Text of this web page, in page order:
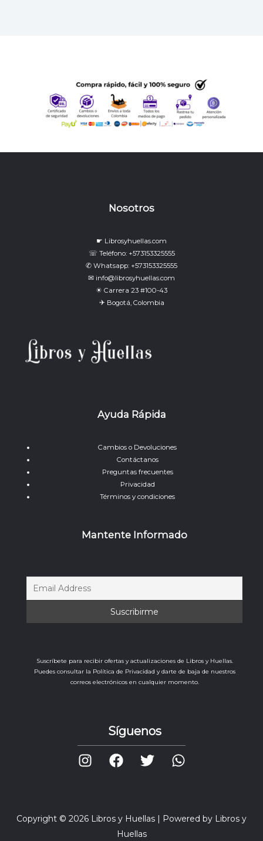
Nosotros
☛ Librosyhuellas.com
☏ Teléfono: +573153325555
✆ Whatsapp: +573153325555
✉ info@librosyhuellas.com
☀ Carrera 23 #100-43
✈ Bogotá, Colombia
Ayuda Rápida
Cambios o Devoluciones
Contáctanos
Preguntas frecuentes
Privacidad
Términos y condiciones
Mantente Informado
Suscríbete para recibir ofertas y actualizaciones de Libros y Huellas.
Puedes consultar la Política de Privacidad y darte de baja de nuestros
correos electrónicos en cualquier momento.
Síguenos
Copyright © 2026 Libros y Huellas | Powered by Libros y
Huellas